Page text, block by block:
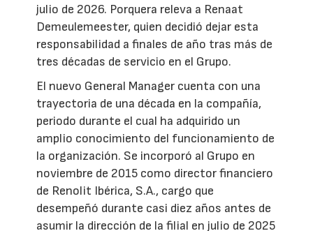
julio de 2026. Porquera releva a Renaat
Demeulemeester, quien decidió dejar esta
responsabilidad a finales de año tras más de
tres décadas de servicio en el Grupo.
El nuevo General Manager cuenta con una
trayectoria de una década en la compañía,
periodo durante el cual ha adquirido un
amplio conocimiento del funcionamiento de
la organización. Se incorporó al Grupo en
noviembre de 2015 como director financiero
de Renolit Ibérica, S.A., cargo que
desempeñó durante casi diez años antes de
asumir la dirección de la filial en julio de 2025